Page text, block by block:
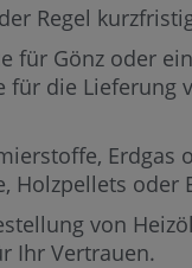
Regel
für Gönz oder
für die Lieferung
Erdgas
oder
von
Ihr Vertrauen.